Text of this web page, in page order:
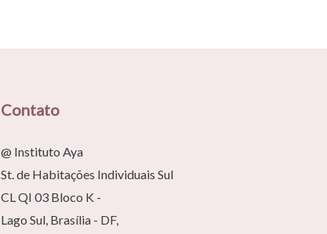
Contato
@ Instituto Aya
St. de Habitações Individuais Sul
CL QI 03 Bloco K -
Lago Sul, Brasília - DF,